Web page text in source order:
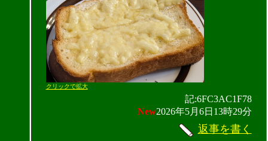
クリックで拡大
記:6FC3AC1F78
New2026年5月6日13時29分
返事を書く